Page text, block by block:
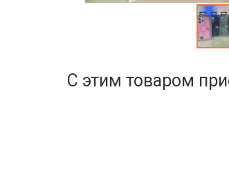
С этим товаром